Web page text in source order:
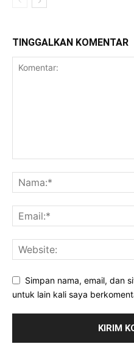
TINGGALKAN KOMENTAR
Simpan nama, email, dan
untuk lain kali saya